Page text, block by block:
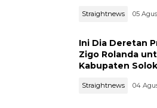
Straightnews 05
Ini Dia Deretan
Zigo Rolanda
Kabupaten Solok
Straightnews 04